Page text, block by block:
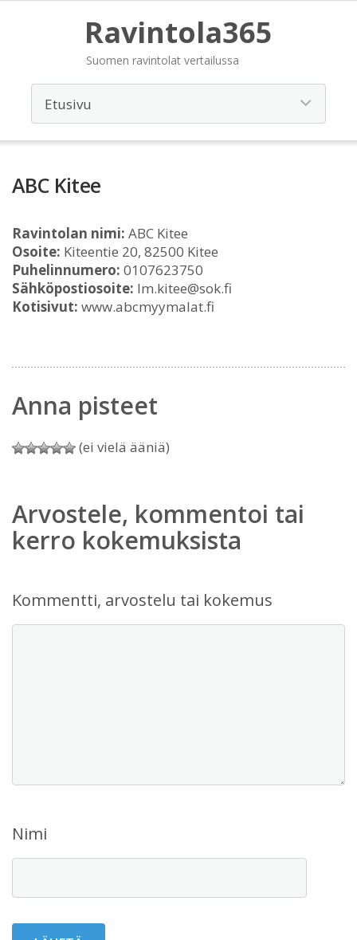
Ravintola365
Suomen ravintolat vertailussa
ABC Kitee
Ravintolan nimi: ABC Kitee
Osoite: Kiteentie 20, 82500 Kitee
Puhelinnumero: 0107623750
Sähköpostiosoite: lm.kitee@sok.fi
Kotisivut: www.abcmyymalat.fi
Anna pisteet
(ei vielä ääniä)
Arvostele, kommentoi tai
kerro kokemuksista
Kommentti, arvostelu tai kokemus
Nimi